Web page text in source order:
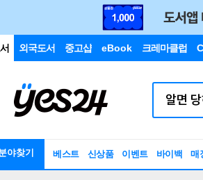
외국도서 중고샵 eBook 크레마클럽
야찾기 베스트 신상품 이벤트 바이백 매